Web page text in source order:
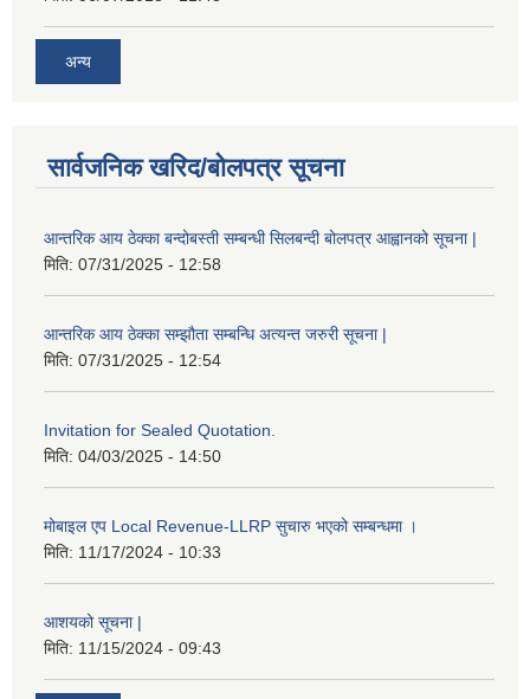
अन्य
सार्वजनिक खरिद/बोलपत्र सूचना
आन्तरिक आय ठेक्का बन्दोबस्ती सम्बन्धी सिलबन्दी बोलपत्र आह्वानको सूचना |
मिति: 07/31/2025 - 12:58
आन्तरिक आय ठेक्का सम्झौता सम्बन्धि अत्यन्त जरुरी सूचना |
मिति: 07/31/2025 - 12:54
Invitation for Sealed Quotation.
मिति: 04/03/2025 - 14:50
मोबाइल एप Local Revenue-LLRP सुचारु भएको सम्बन्धमा ।
मिति: 11/17/2024 - 10:33
आशयको सूचना |
मिति: 11/15/2024 - 09:43